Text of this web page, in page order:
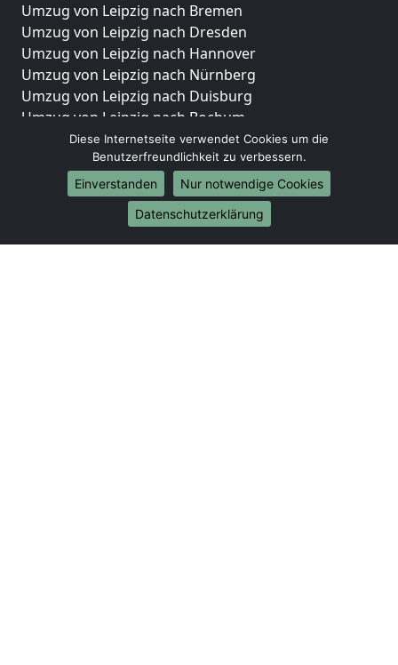
Umzug von Leipzig nach Bremen
Umzug von Leipzig nach Dresden
Umzug von Leipzig nach Hannover
Umzug von Leipzig nach Nürnberg
Umzug von Leipzig nach Duisburg
Umzug von Leipzig nach Bochum
Umzug von Leipzig nach Wuppertal
Umzug von Leipzig nach Bielefeld
Umzug von Leipzig nach Bonn
Umzug von Leipzig nach Münster
Diese Internetseite verwendet Cookies um die
Benutzerfreundlichkeit zu verbessern.
Einverstanden
Nur notwendige Cookies
Datenschutzerklärung